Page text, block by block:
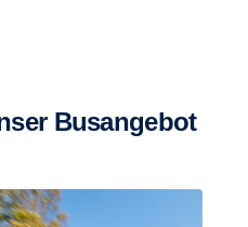
Busangebot